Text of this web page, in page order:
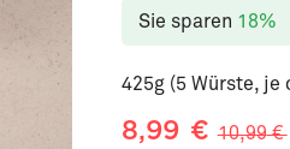
Sie sparen 18%
425g (5 Würste, je
8,99 €10,99€